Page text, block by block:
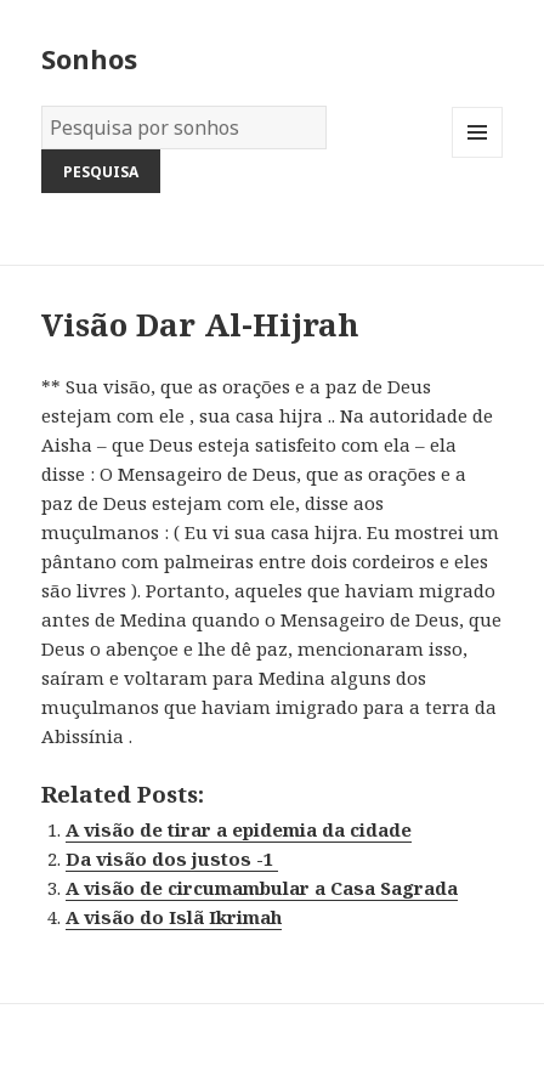
Sonhos
Dicionário
dos
Sonhos:
Visão Dar Al-Hijrah
** Sua visão, que as orações e a paz de Deus
estejam com ele , sua casa hijra .. Na autoridade de
Aisha – que Deus esteja satisfeito com ela – ela
disse : O Mensageiro de Deus, que as orações e a
paz de Deus estejam com ele, disse aos
muçulmanos : ( Eu vi sua casa hijra. Eu mostrei um
pântano com palmeiras entre dois cordeiros e eles
são livres ). Portanto, aqueles que haviam migrado
antes de Medina quando o Mensageiro de Deus, que
Deus o abençoe e lhe dê paz, mencionaram isso,
saíram e voltaram para Medina alguns dos
muçulmanos que haviam imigrado para a terra da
Abissínia .
Related Posts:
A visão de tirar a epidemia da cidade
Da visão dos justos -1
A visão de circumambular a Casa Sagrada
A visão do Islã Ikrimah